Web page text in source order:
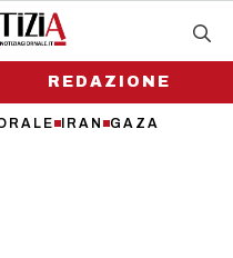
IRAN GAZA
REDAZIONE